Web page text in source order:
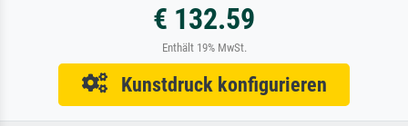
€ 132.59
Enthält 19% MwSt.
Kunstdruck konfigurieren